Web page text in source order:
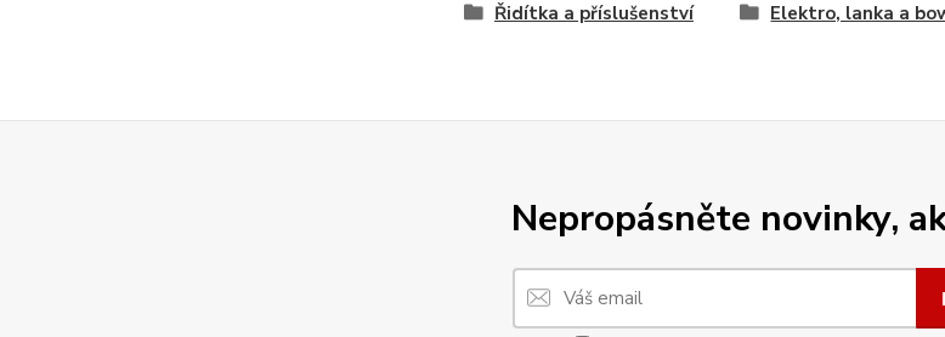
Řidítka a příslušenství
Elektro, lanka a
Nepropásněte novinky,